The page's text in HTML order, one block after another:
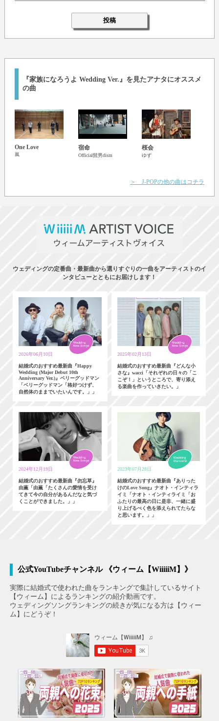
『家族になろうよ Wedding Ver.』を見たアナタにオススメ
の曲
One Love
嵐
宿命
Official髭男dism
桜会
ゆず
＞ J-POPの他の曲はコチラ
ウェディングの定番曲・最新曲から選りすぐりの一曲をアーティストのイ
ンタビューとともにお届けします！
2026年06月10日
結婚式のおすすめ最新曲『Happy
Wedding (Major Debut 10th
Anniversary Ver.)』ベリーグッドマン
「ベリーグッドマン「格好つけず、
自然体のままでいたいんです。」」
2025年02月13日
結婚式のおすすめ最新曲『どんな小
さな』wacci「それぞれの日々の「こ
こぞ！」というところで、寄り添え
る楽曲を作っていきたい。」
2024年12月19日
結婚式のおすすめ最新曲『勿忘草』
由薫「由薫「たくさんの愛情を受け
てきて今の自分があるんだなと気づ
くことができました。」」
2023年07月28日
結婚式のおすすめ最新曲『ありった
けのLove Song』ナオト・インティラ
イミ「ナオト・インティライミ「お
ふたりの最高の日に是非、一緒に盛
り上げるべく色を添えられてたらな
と思います。」」
公式YouTubeチャンネル 《ウィーム【WiiiiiM】》
実際に結婚式で使われた曲をランキングで集計しているサイト
【ウィーム】によるランキングの紹介動画です。
ウェディングソングランキングの続きが気になる方は【ウィー
ム】にどうぞ！